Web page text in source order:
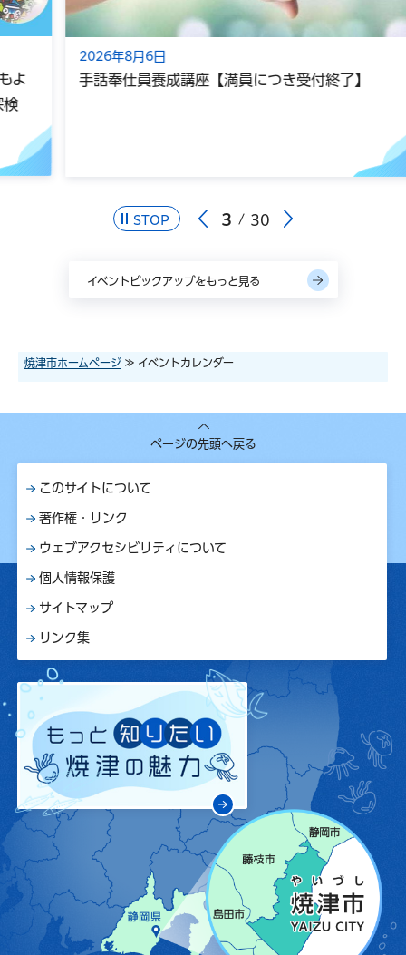
STOP 3 30
2026年8月6日
手話奉仕員養成講座【満員につき受付終了】
イベントピックアップをもっと見る
焼津市ホームページ ≫ イベントカレンダー
ページの先頭へ戻る
このサイトについて
著作権・リンク
ウェブアクセシビリティについて
個人情報保護
サイトマップ
リンク集